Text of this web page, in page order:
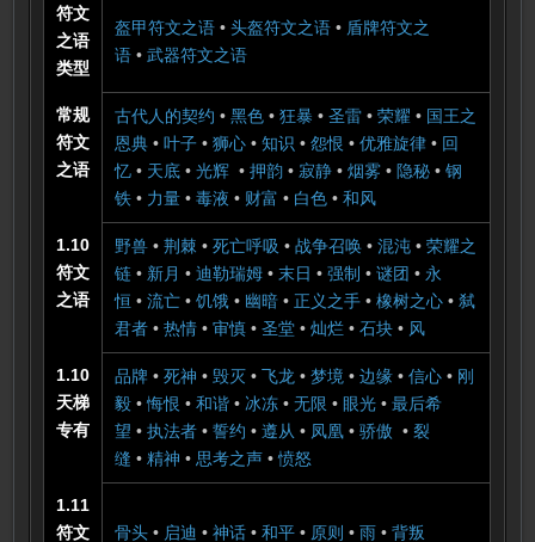
符文
之语
类型
盔甲符文之语 •头盔符文之语 • 盾牌符文之
语 •武器符文之语
常规
符文
之语
古代人的契约 •黑色 •狂暴 •圣雷 •荣耀 • 国王之
恩典 •叶子 •狮心 •知识 •怨恨 •优雅旋律 • 回
忆 • 天底 •光辉 •押韵 •寂静 •烟雾 • 隐秘 •钢
铁 • 力量 •毒液 • 财富 • 白色 •和风
1.10
符文
之语
野兽 •荆棘 •死亡呼吸 •战争召唤 •混沌 •荣耀之
链 • 新月 •迪勒瑞姆 •末日 •强制 •谜团 • 永
恒 •流亡 •饥饿 • 幽暗 •正义之手 •橡树之心 •弑
君者 •热情 •审慎 •圣堂 •灿烂 •石块 • 风
1.10
天梯
专有
品牌 •死神 •毁灭 •飞龙 •梦境 •边缘 •信心 • 刚
毅 •悔恨 •和谐 •冰冻 •无限 • 眼光 •最后希
望 •执法者 •誓约 •遵从 • 凤凰 •骄傲 •裂
缝 •精神 •思考之声 •愤怒
1.11
符文
骨头 • 启迪 •神话 •和平 • 原则 •雨 •背叛